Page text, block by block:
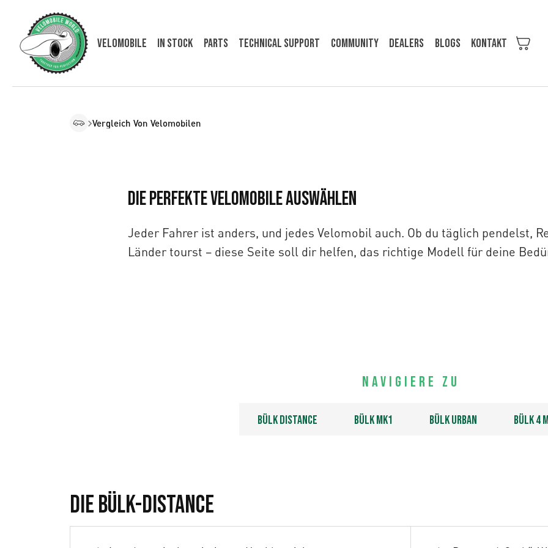
VELOMOBILE In Stock Parts Technical support Community Dealers Blogs KONTAKT
Vergleich Von Velomobilen
Die perfekte Velomobile auswählen
Jeder Fahrer ist anders, und jedes Velomobil auch. Ob du täglich pendelst,
Länder tourst – diese Seite soll dir helfen, das richtige Modell für deine
Navigiere zu
Bülk Distance Bülk Mk1 Bülk Urban Bülk 4
Die Bülk-Distance